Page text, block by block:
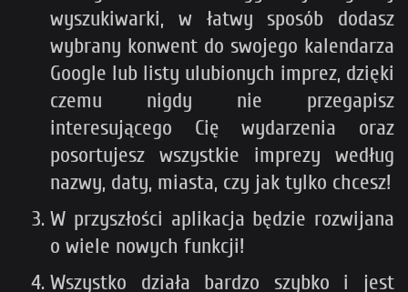
wyszukiwarki, w łatwy sposób dodasz
wybrany konwent do swojego kalendarza
Google lub listy ulubionych imprez, dzięki
czemu nigdy nie przegapisz
interesującego Cię wydarzenia oraz
posortujesz wszystkie imprezy według
nazwy, daty, miasta, czy jak tylko chcesz!
W przyszłości aplikacja będzie rozwijana
o wiele nowych funkcji!
Wszystko działa bardzo szybko i jest